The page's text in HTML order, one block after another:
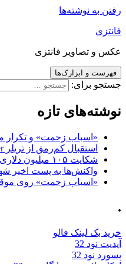
رفتن به نوشته‌ها
فانتزی
عکس و تصاویر فانتزی
فهرست و ابزارک‌ها
جستجو برای:
نوشته‌های تازه
«اسباب زحمت» و تکرار موقعیت
استقبال کم‌رمق از تریلر Digger؛ زنگ خطر برای فیلم جدید تام کروز و برادران وارنر
شکایت ۱۰۵ میلیون دلاری از نتفلیکس؛ هارددیسک حاوی فیلم جدید نیکلاس کیج به سرقت رفت
واکنش‌ها به پست اخیر
«اسباب زحمت» روی موقعیت
.
خرید بک لینک فالو
آپدیت نود 32
پسورد نود 32